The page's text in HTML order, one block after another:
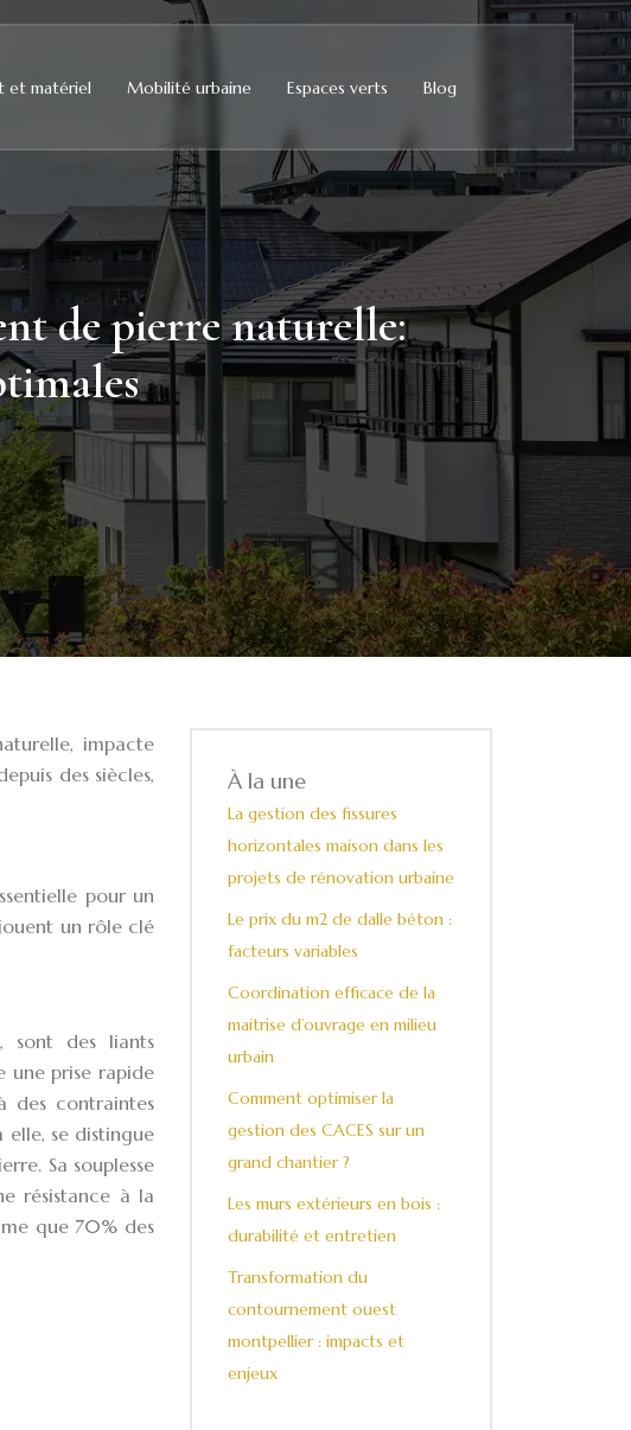
et matériel Mobilité urbaine Espaces verts Blog
de pierre naturelle:
impacte
des siècles,
pour un
un rôle clé
sont des liants
une prise rapide
des contraintes
elle, se distingue
Sa souplesse
résistance à la
que 70% des
À la une
La gestion des fissures
horizontales maison dans les
projets de rénovation urbaine
Le prix du m2 de dalle béton :
facteurs variables
Coordination efficace de la
maitrise d’ouvrage en milieu
urbain
Comment optimiser la
gestion des CACES sur un
grand chantier ?
Les murs extérieurs en bois :
durabilité et entretien
Transformation du
contournement ouest
montpellier : impacts et
enjeux